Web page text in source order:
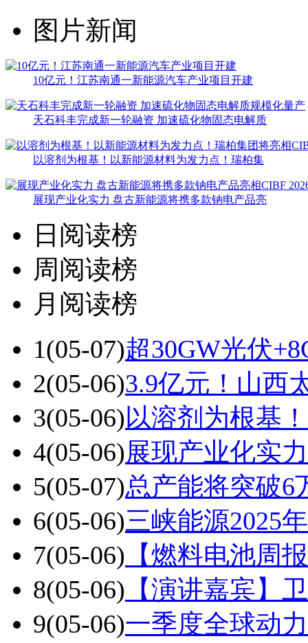
图片新闻
10亿元！江苏南通一新能源汽车产业项目开建
天石科丰完成新一轮融资 加速硫化物固态电解质
以溶剂为根基！以新能源材料为发力点！瑞柏集
展现产业化实力 盘古新能源将携多款钠电产品亮
日阅读榜
周阅读榜
月阅读榜
1(05-07)超30GW光伏
2(05-06)3.9亿元！山西
3(05-06)以溶剂为根基
4(05-06)展现产业化实
5(05-07)总产能将突破6
6(05-06)三峡能源2025
7(05-06) 【燃料电池周
8(05-06) 【演讲嘉宾】
9(05-06)一季度全球动